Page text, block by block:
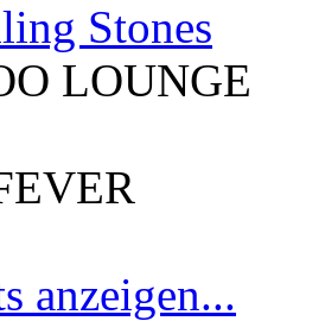
Stones
LOUNGE
anzeigen...